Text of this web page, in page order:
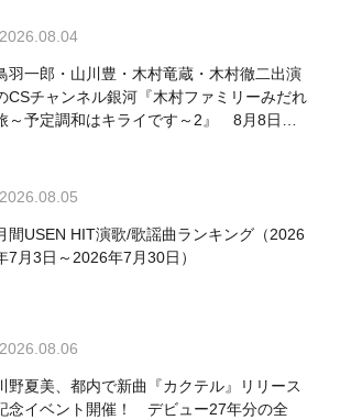
2026.08.04
羽一郎・山川豊・木村竜蔵・木村徹二出演
CSチャンネル銀河『木村ファミリーみだれ
～予定調和はキライです～2』 8月8日
2026.08.05
間USEN HIT演歌/歌謡曲ランキング（2026
7月3日～2026年7月30日）
2026.08.06
野夏美、都内で新曲『カクテル』リリース
念イベント開催！ デビュー27年分の全